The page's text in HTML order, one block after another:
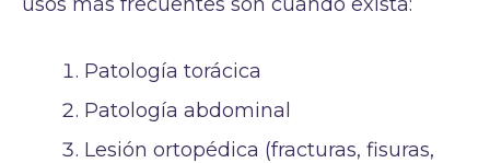
Patología torácica
Patología abdominal
Lesión ortopédica (fracturas, fisuras,